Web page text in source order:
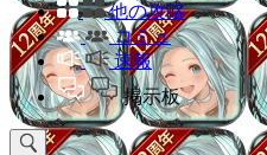
他の攻略
コミュ
速報
掲示板